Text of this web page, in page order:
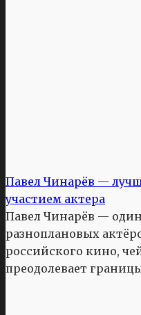
Павел Чинарёв —
участием актера
Павел Чинарёв —
разноплановых
российского кино,
преодолевает